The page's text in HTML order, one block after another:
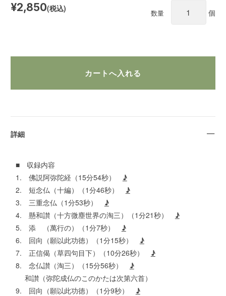
¥2,850(税込)
数量 個
詳細
■ 収録内容
1. 佛説阿弥陀経（15分54秒） ♪
2. 短念仏（十編）（1分46秒） ♪
3. 三重念仏（1分53秒） ♪
4. 懸和讃（十方微塵世界の淘三）（1分21秒） ♪
5. 添 （萬行の）（1分7秒） ♪
6. 回向（願以此功徳）（1分15秒） ♪
7. 正信偈（草四句目下）（10分26秒） ♪
8. 念仏讃（淘三）（15分56秒） ♪
和讃（弥陀成仏のこのかたは次第六首）
9. 回向（願以此功徳）（1分9秒） ♪